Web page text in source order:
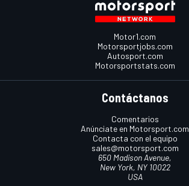
Motor1.com
Motorsportjobs.com
Autosport.com
Motorsportstats.com
Contáctanos
Comentarios
Anúnciate en Motorsport.com
Contacta con el equipo
sales@motorsport.com
650 Madison Avenue,
New York, NY 10022
USA